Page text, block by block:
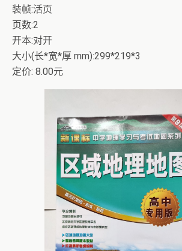
装帧:活页
页数:2
开本:对开
大小(长*宽*厚 mm):299*219*3
定价: 8.00元